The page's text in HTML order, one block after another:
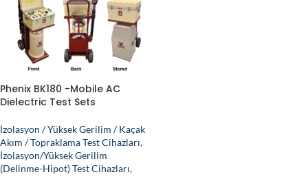
Phenix BK180 -Mobile AC
Dielectric Test Sets
İzolasyon / Yüksek Gerilim / Kaçak
Akım / Topraklama Test Cihazları,
İzolasyon/Yüksek Gerilim
(Delinme-Hipot) Test Cihazları,